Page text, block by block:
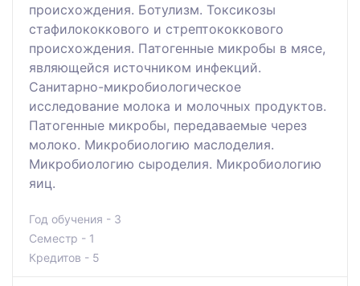
происхождения. Ботулизм. Токсикозы
стафилококкового и стрептококкового
происхождения. Патогенные микробы в мясе,
являющейся источником инфекций.
Санитарно-микробиологическое
исследование молока и молочных продуктов.
Патогенные микробы, передаваемые через
молоко. Микробиологию маслоделия.
Микробиологию сыроделия. Микробиологию
яиц.
Год обучения - 3
Семестр - 1
Кредитов - 5